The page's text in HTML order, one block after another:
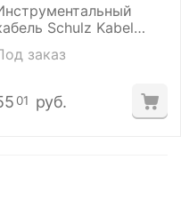
Schulz Kabel
заказ
01 руб.